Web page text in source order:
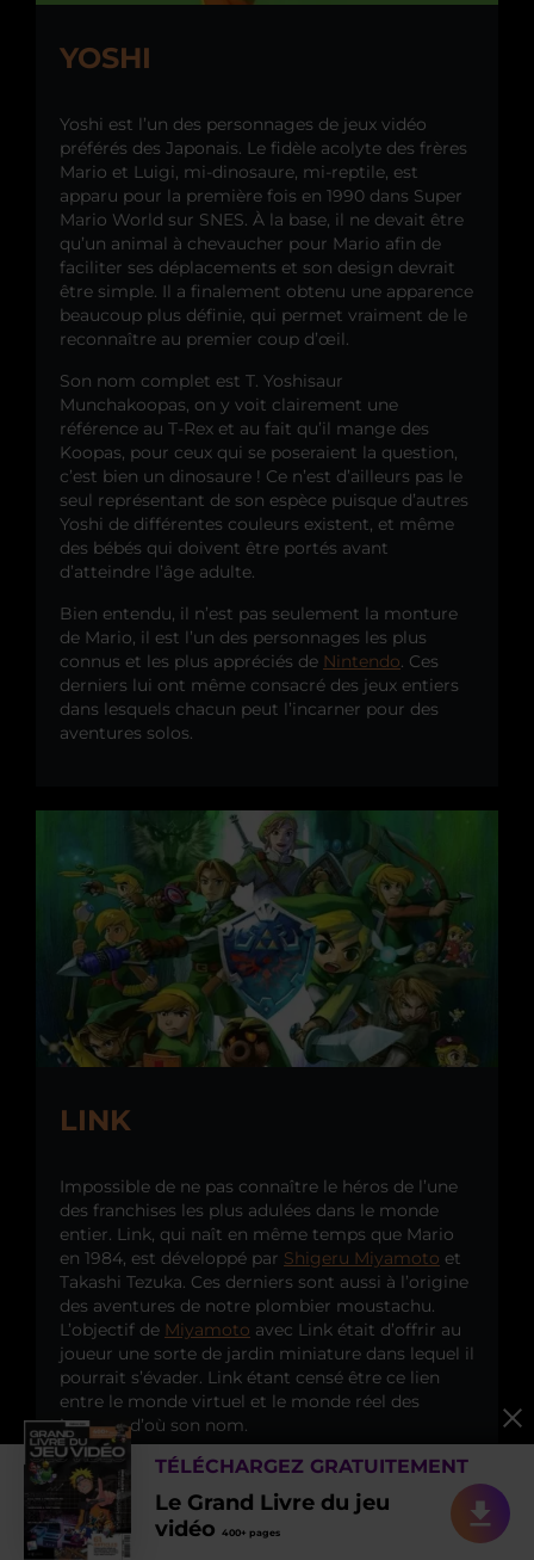
YOSHI
Yoshi est l’un des personnages de jeux vidéo
préférés des Japonais. Le fidèle acolyte des frères
Mario et Luigi, mi-dinosaure, mi-reptile, est
apparu pour la première fois en 1990 dans Super
Mario World sur SNES. À la base, il ne devait être
qu’un animal à chevaucher pour Mario afin de
faciliter ses déplacements et son design devrait
être simple. Il a finalement obtenu une apparence
beaucoup plus définie, qui permet vraiment de le
reconnaître au premier coup d’œil.
Son nom complet est T. Yoshisaur
Munchakoopas, on y voit clairement une
référence au T-Rex et au fait qu’il mange des
Koopas, pour ceux qui se poseraient la question,
c’est bien un dinosaure ! Ce n’est d’ailleurs pas le
seul représentant de son espèce puisque d’autres
Yoshi de différentes couleurs existent, et même
des bébés qui doivent être portés avant
d’atteindre l’âge adulte.
Bien entendu, il n’est pas seulement la monture
de Mario, il est l’un des personnages les plus
connus et les plus appréciés de Nintendo. Ces
derniers lui ont même consacré des jeux entiers
dans lesquels chacun peut l’incarner pour des
aventures solos.
LINK
Impossible de ne pas connaître le héros de l’une
des franchises les plus adulées dans le monde
entier. Link, qui naît en même temps que Mario
en 1984, est développé par Shigeru Miyamoto et
Takashi Tezuka. Ces derniers sont aussi à l’origine
des aventures de notre plombier moustachu.
L’objectif de Miyamoto avec Link était d’offrir au
joueur une sorte de jardin miniature dans lequel il
pourrait s’évader. Link étant censé être ce lien
entre le monde virtuel et le monde réel des
joueurs, d’où son nom.
Il est l’incarnation même des jeuxThe Legend of
Zelda, le héros qui parcourt toutes les époques
pour vaincre le mal encore et encore et sauver la
princesse. Depuis 1986, la date de sortie du
TÉLÉCHARGEZ GRATUITEMENT
Le Grand Livre du jeu
vidéo 400+ pages